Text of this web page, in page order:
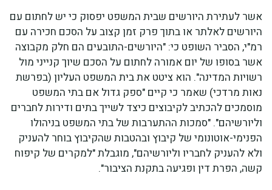
אשר לעתירת היורשים שבית המשפט יפסוק כי יש לחתום עם
היורשים לאלתר או בתוך פרק זמן קצוב על הסכם חכירה עם
רמ"י, הסביר השופט כי: "היורשים-התובעים הם חלק מקבוצה
אשר בסופו של יום אמורה לחתום על הסכם שיוך קנייני מול
רשויות המדינה". הוא ציטט את בית המשפט העליון (בפרשת
נאות מרדכי) שאמר כי קיים "ספק גדול אם בתי המשפט
מוסמכים להכתיב לקיבוצים כיצד לשייך בתים ודירות לחברים
וליורשיהם". "סמכות ההתערבות של בתי המשפט בניהולו
הפנימי-אוטונומי של קיבוץ ובהטבות שהקיבוץ בוחר להעניק
ולא להעניק לחבריו וליורשיהם", מוגבלת "למקרים של קיפוח
קשה, הפרת דין ופגיעה בתקנת הציבור".